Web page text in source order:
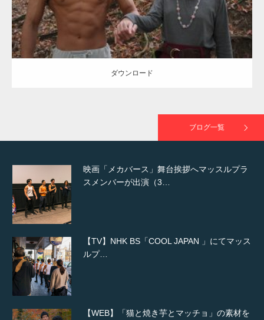
ダウンロード
ブログ一覧
NHK「所さん！事件ですよ」に取材されまし
た（6/8放送）
映画「メカバース」舞台挨拶へマッスルプラ
スメンバーが出演（3…
【TV】NHK BS「COOL JAPAN 」にてマッス
ルプ…
【WEB】「猫と焼き芋とマッチョ」の素材を